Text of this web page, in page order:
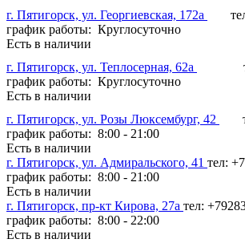
г. Пятигорск, ул. Георгиевская, 172а
график работы: Круглосуточно
Есть в наличии
г. Пятигорск, ул. Теплосерная, 62а
график работы: Круглосуточно
Есть в наличии
г. Пятигорск, ул. Розы Люксембург, 42
график работы: 8:00 - 21:00
Есть в наличии
г. Пятигорск, ул. Адмиральского, 41 тел:
график работы: 8:00 - 21:00
Есть в наличии
г. Пятигорск, пр-кт Кирова, 27а тел:
график работы: 8:00 - 22:00
Есть в наличии